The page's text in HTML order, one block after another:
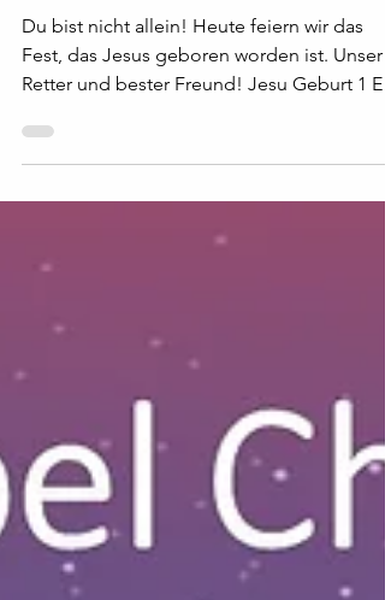
Tag 24 Heiligabend /
Frohe Weihnachten
Du bist nicht allein! Heute feiern wir das
Fest, das Jesus geboren worden ist. Unser